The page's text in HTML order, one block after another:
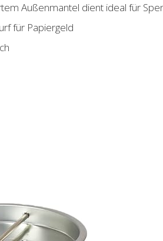
Außenmantel dient ideal für
für Papiergeld